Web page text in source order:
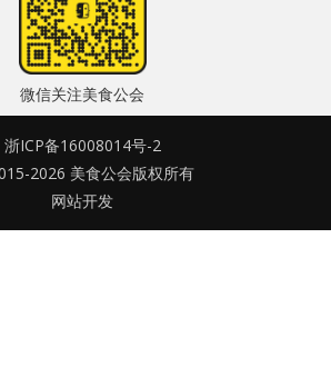
录状态
没帐号？注册一个
信息发布
悬赏测评
微信关注美食公会
浙ICP备16008014号-2
2026 美食公会版权所有
网站开发